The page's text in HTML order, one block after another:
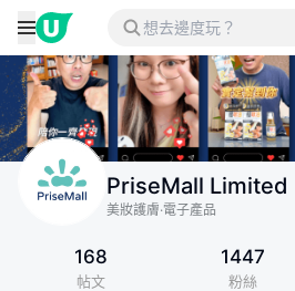
PriseMall Limited
美妝護膚·電子產品
168
帖文
1447
粉絲